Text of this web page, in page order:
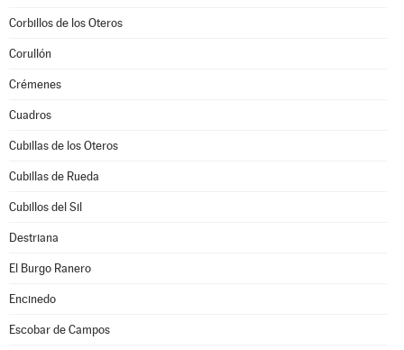
Corbillos de los Oteros
Corullón
Crémenes
Cuadros
Cubillas de los Oteros
Cubillas de Rueda
Cubillos del Sil
Destriana
El Burgo Ranero
Encinedo
Escobar de Campos